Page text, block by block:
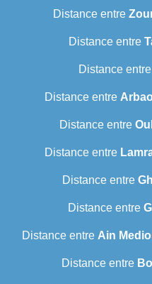
Distance entre
Distance entre
Distance entre
Distance entre
Distance entre
Distance entre
Distance entre
Distance entre
Distance entre Ain
Distance entre